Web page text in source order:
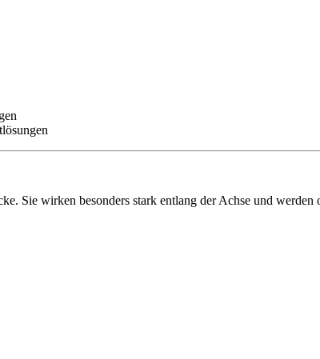
Sie wirken besonders stark entlang der Achse und